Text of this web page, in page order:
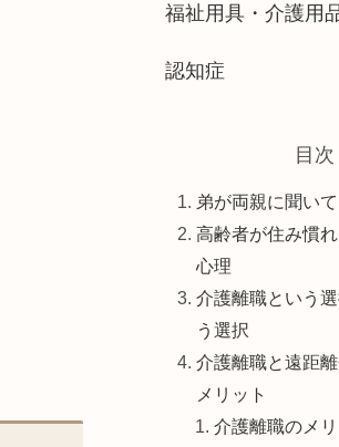
福祉用具・介護用
認知症
目次
弟が両親に聞い
高齢者が住み慣
心理
介護離職という
う選択
介護離職と遠距
メリット
介護離職のメリ